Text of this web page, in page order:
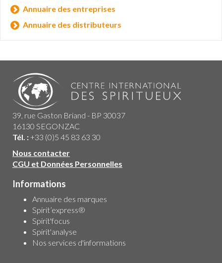
Annuaire des entreprises
Annuaire des distributeurs
39, rue Gaston Briand - BP 30037
16130 SEGONZAC
Tél. :+33 (0)5 45 83 63 30
Nous contacter
CGU et Données Personnelles
Informations
Annuaire des marques
Spirit’express®
Spirit'focus
Spirit'analyse
Nos services d'informations